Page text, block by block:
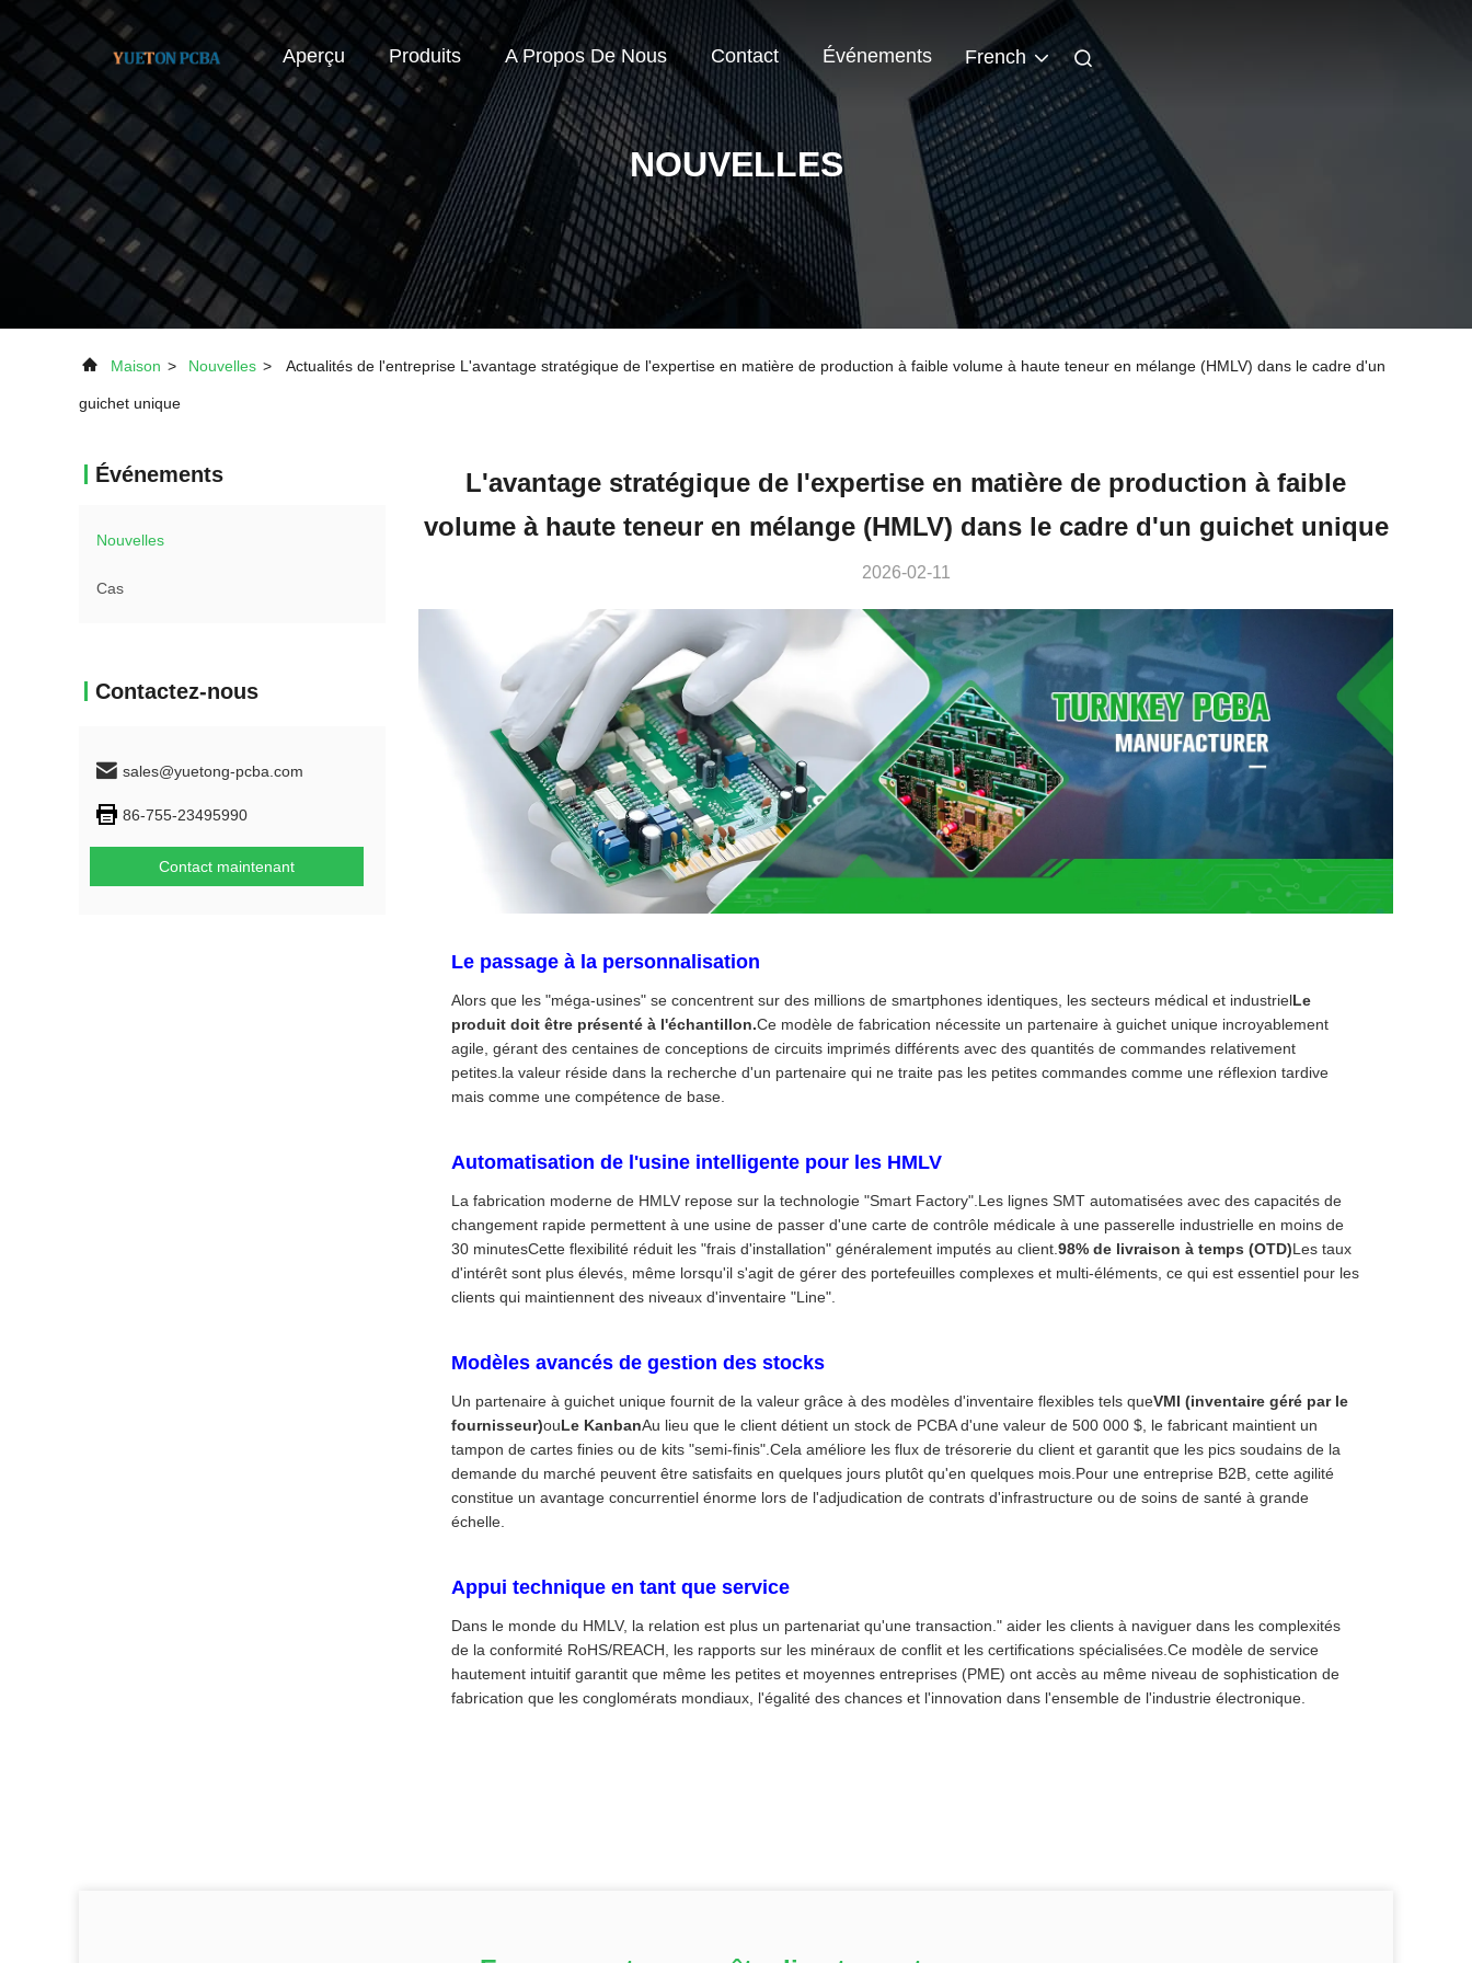
Aperçu Produits A Propos De Nous Contact Événements French
NOUVELLES
Maison > Nouvelles > Actualités de l'entreprise L'avantage stratégique de l'expertise en matière de production à faible volume à haute teneur en mélange (HMLV) dans le cadre d'un
guichet unique
Événements
Nouvelles
Cas
Contactez-nous
sales@yuetong-pcba.com
86-755-23495990
Contact maintenant
L'avantage stratégique de l'expertise en matière de production à faible
volume à haute teneur en mélange (HMLV) dans le cadre d'un guichet unique
2026-02-11
Le passage à la personnalisation
Alors que les "méga-usines" se concentrent sur des millions de smartphones identiques, les secteurs médical et industrielLe
produit doit être présenté à l'échantillon.Ce modèle de fabrication nécessite un partenaire à guichet unique incroyablement
agile, gérant des centaines de conceptions de circuits imprimés différents avec des quantités de commandes relativement
petites.la valeur réside dans la recherche d'un partenaire qui ne traite pas les petites commandes comme une réflexion tardive
mais comme une compétence de base.
Automatisation de l'usine intelligente pour les HMLV
La fabrication moderne de HMLV repose sur la technologie "Smart Factory".Les lignes SMT automatisées avec des capacités de
changement rapide permettent à une usine de passer d'une carte de contrôle médicale à une passerelle industrielle en moins de
30 minutesCette flexibilité réduit les "frais d'installation" généralement imputés au client. 98% de livraison à temps (OTD)Les taux
d'intérêt sont plus élevés, même lorsqu'il s'agit de gérer des portefeuilles complexes et multi-éléments, ce qui est essentiel pour les
clients qui maintiennent des niveaux d'inventaire "Line".
Modèles avancés de gestion des stocks
Un partenaire à guichet unique fournit de la valeur grâce à des modèles d'inventaire flexibles tels queVMI (inventaire géré par le
fournisseur)ouLe KanbanAu lieu que le client détient un stock de PCBA d'une valeur de 500 000 $, le fabricant maintient un
tampon de cartes finies ou de kits "semi-finis".Cela améliore les flux de trésorerie du client et garantit que les pics soudains de la
demande du marché peuvent être satisfaits en quelques jours plutôt qu'en quelques mois.Pour une entreprise B2B, cette agilité
constitue un avantage concurrentiel énorme lors de l'adjudication de contrats d'infrastructure ou de soins de santé à grande
échelle.
Appui technique en tant que service
Dans le monde du HMLV, la relation est plus un partenariat qu'une transaction." aider les clients à naviguer dans les complexités
de la conformité RoHS/REACH, les rapports sur les minéraux de conflit et les certifications spécialisées.Ce modèle de service
hautement intuitif garantit que même les petites et moyennes entreprises (PME) ont accès au même niveau de sophistication de
fabrication que les conglomérats mondiaux, l'égalité des chances et l'innovation dans l'ensemble de l'industrie électronique.